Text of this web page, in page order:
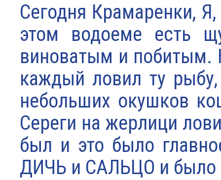
Сегодня Крамаренки,
этом водоеме есть
виноватым и побитым.
каждый ловил ту
небольших окушков
Сереги на жерлици
был и это было
ДИЧЬ и САЛЬЦО и было